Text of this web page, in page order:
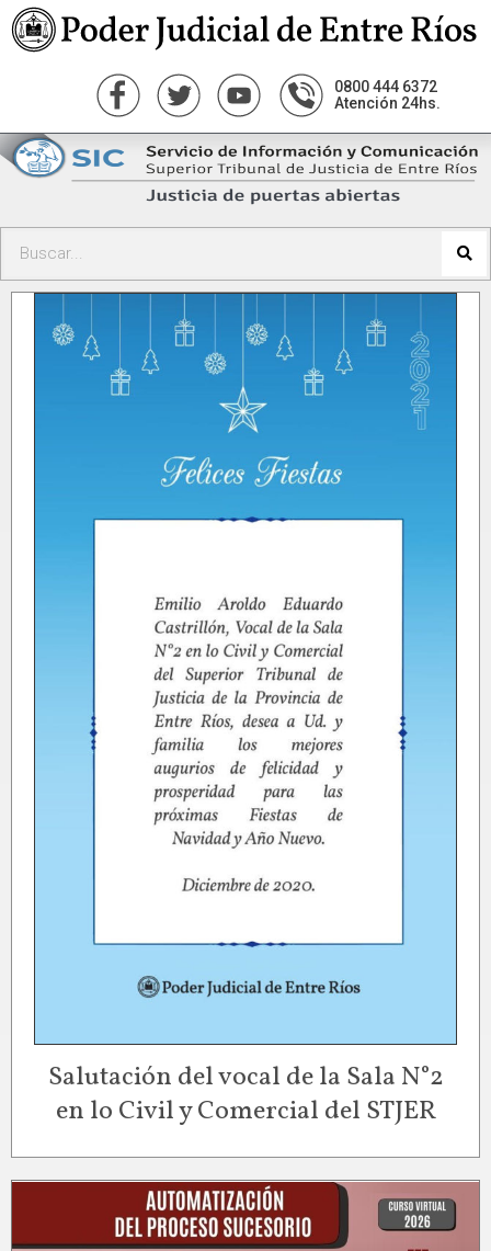
0800 444 6372
Atención 24hs.
Salutación del vocal de la Sala N°2
en lo Civil y Comercial del STJER